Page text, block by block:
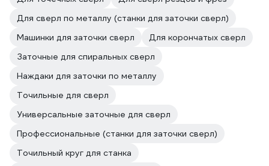
Для сверл по металлу (станки для заточки сверл)
Машинки для заточки сверл
Для корончатых сверл
Заточные для спиральных сверл
Наждаки для заточки по металлу
Точильные для сверл
Универсальные заточные для сверл
Профессиональные (станки для заточки сверл)
Точильный круг для станка